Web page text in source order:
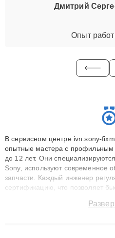
Дмитрий
Опыт
В сервисном центре ivn.sony-
опытные мастера с профильным
до 12 лет. Они
Sony, используют современное
запчасти. Каждый инженер
сертификацию, что позволяет
до 3 лет. Наши мастера решают